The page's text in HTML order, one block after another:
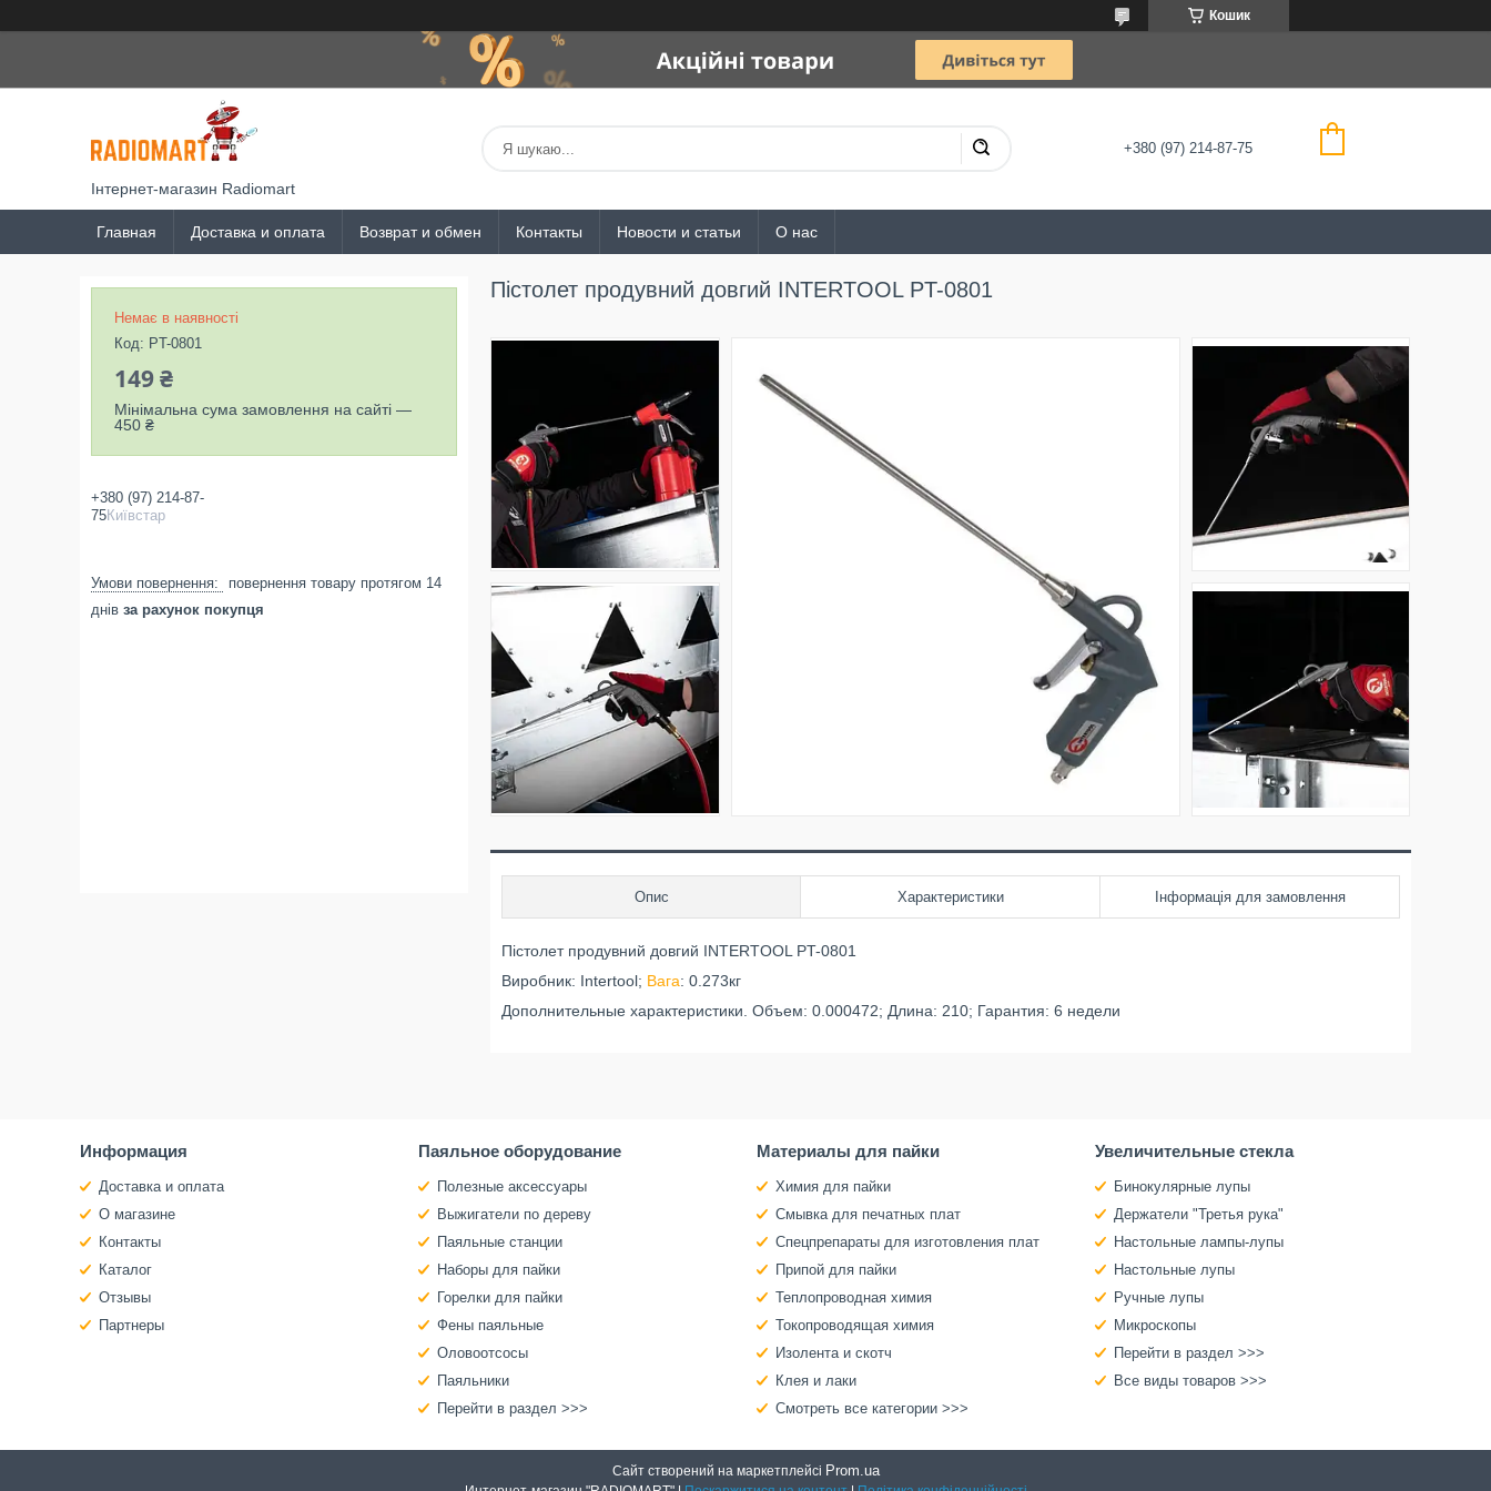
Кошик
Інтернет-магазин Radiomart
+380 (97) 214-87-75
Главная Доставка и оплата Возврат и обмен Контакты Новости и статьи О нас
Пістолет продувний довгий INTERTOOL PT-0801
Опис Характеристики Інформація для замовлення
Пістолет продувний довгий INTERTOOL PT-0801
Виробник: Intertool; Вага: 0.273кг
Дополнительные характеристики. Объем: 0.000472; Длина: 210; Гарантия: 6 недели
Немає в наявності
Код: PT-0801
149 ₴
Мінімальна сума замовлення на сайті —
450 ₴
+380 (97) 214-87-
75Київстар
повернення товару протягом 14
днів за рахунок покупця
Информация
Доставка и оплата
О магазине
Контакты
Каталог
Отзывы
Партнеры
Паяльное оборудование
Полезные аксессуары
Выжигатели по дереву
Паяльные станции
Наборы для пайки
Горелки для пайки
Фены паяльные
Оловоотсосы
Паяльники
Перейти в раздел >>>
Материалы для пайки
Химия для пайки
Смывка для печатных плат
Спецпрепараты для изготовления плат
Припой для пайки
Теплопроводная химия
Токопроводящая химия
Изолента и скотч
Клея и лаки
Смотреть все категории >>>
Увеличительные стекла
Бинокулярные лупы
Держатели "Третья рука"
Настольные лампы-лупы
Настольные лупы
Ручные лупы
Микроскопы
Перейти в раздел >>>
Все виды товаров >>>
Сайт створений на маркетплейсі Prom.ua